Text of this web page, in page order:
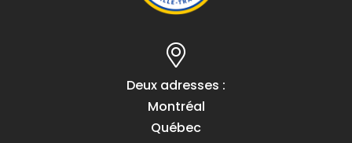
Deux adresses :
Montréal
Québec